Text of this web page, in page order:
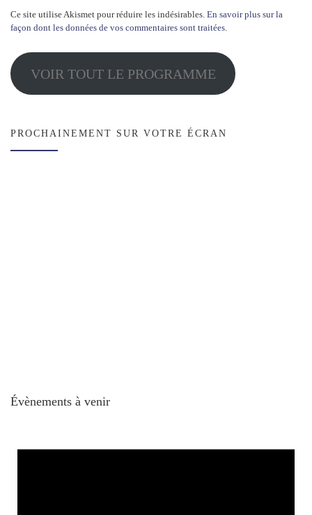
Ce site utilise Akismet pour réduire les indésirables. En savoir plus sur la
façon dont les données de vos commentaires sont traitées.
VOIR TOUT LE PROGRAMME
PROCHAINEMENT SUR VOTRE ÉCRAN
Évènements à venir